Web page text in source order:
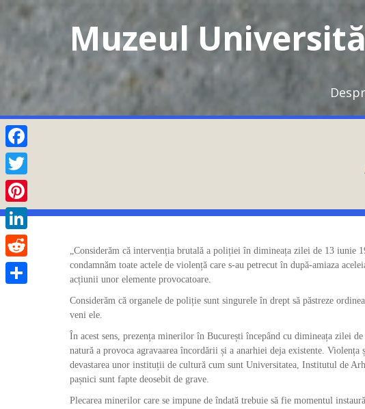
Muzeul
„Considerăm că intervenția brutală a poliției în dimineața zilei de 13 iunie
condamnăm toate actele de violență care s-au petrecut în după-amiaza
acțiunii unor elemente provocatoare.
Considerăm că organele de poliție sunt singurele în drept să păstreze
veni ele.
În acest sens, prezența minerilor în București începând cu dimineața zilei
natură a provoca agravaarea încordării și a anarhiei deja existente.
devastarea unor instituții de cultură cum sunt Universitatea, Institutul de
pașnici sunt fapte deosebit de grave.
Plecarea minerilor care se impune de îndată trebuie să fie momentul
Facebook
Twitter
Pinterest
LinkedIn
Reddit